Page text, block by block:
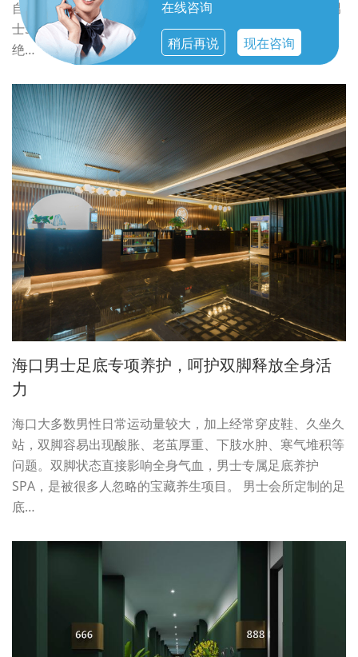
在线咨询
稍后再说 现在咨询
自己一场专属男士轻奢SPA，是对自己最好的犒劳。会所男
士SPA专为男性体质定制，兼顾解压放松与固本养生，拒
绝…
海口男士足底专项养护，呵护双脚释放全身活
力
海口大多数男性日常运动量较大，加上经常穿皮鞋、久坐久
站，双脚容易出现酸胀、老茧厚重、下肢水肿、寒气堆积等
问题。双脚状态直接影响全身气血，男士专属足底养护
SPA，是被很多人忽略的宝藏养生项目。 男士会所定制的足
底…